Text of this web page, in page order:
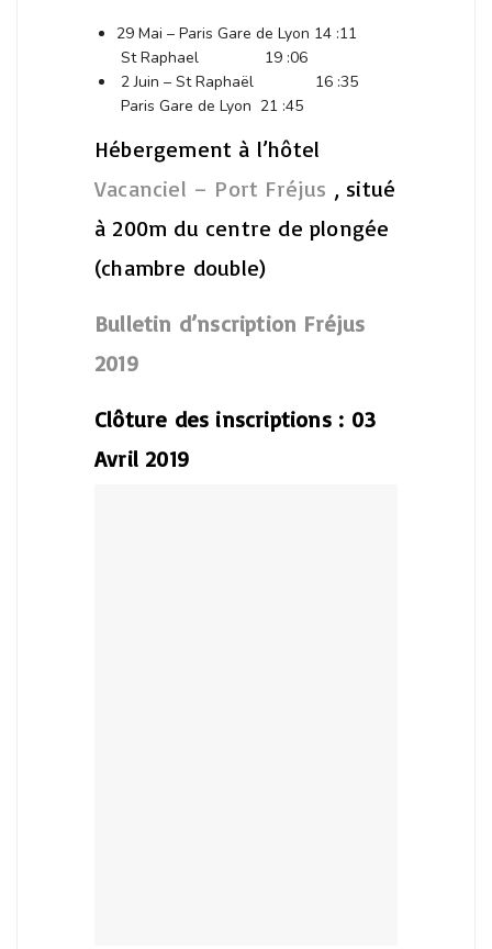
29 Mai – Paris Gare de Lyon 14 :11
St Raphael 19 :06
2 Juin – St Raphaël 16 :35
Paris Gare de Lyon 21 :45
Hébergement à l’hôtel
Vacanciel – Port Fréjus , situé
à 200m du centre de plongée
(chambre double)
Bulletin d’nscription Fréjus
2019
Clôture des inscriptions : 03
Avril 2019